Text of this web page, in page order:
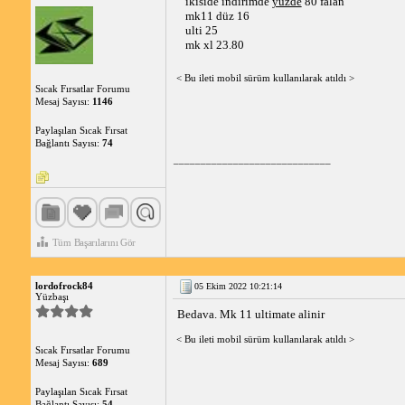
Sıcak Fırsatlar Forumu
Mesaj Sayısı: 1146
Paylaşılan Sıcak Fırsat
Bağlantı Sayısı: 74
Tüm Başarılarını Gör
mk11 düz 16
ulti 25
mk xl 23.80
< Bu ileti mobil sürüm kullanılarak atıldı >
lordofrock84
Yüzbaşı
Sıcak Fırsatlar Forumu
Mesaj Sayısı: 689
Paylaşılan Sıcak Fırsat
05 Ekim 2022 10:21:14
Bedava. Mk 11 ultimate alinir
< Bu ileti mobil sürüm kullanılarak atıldı >